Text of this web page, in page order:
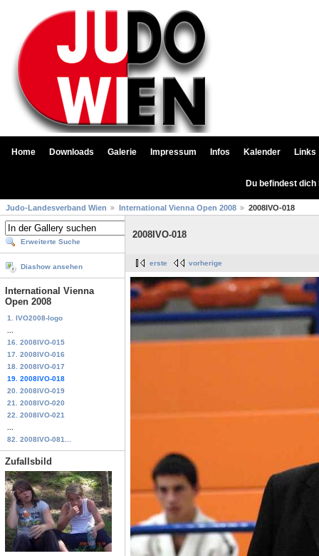
Home Downloads Galerie Impressum Infos Kalender Links
Du befindest
Judo-Landesverband Wien International Vienna Open 2008 2008IVO-018
Erweiterte Suche
Diashow ansehen
International Vienna
Open 2008
1. IVO2008-logo
16. 2008IVO-015
17. 2008IVO-016
18. 2008IVO-017
19. 2008IVO-018
20. 2008IVO-019
21. 2008IVO-020
22. 2008IVO-021
82. 2008IVO-081...
Zufallsbild
2008IVO-018
erste vorherige